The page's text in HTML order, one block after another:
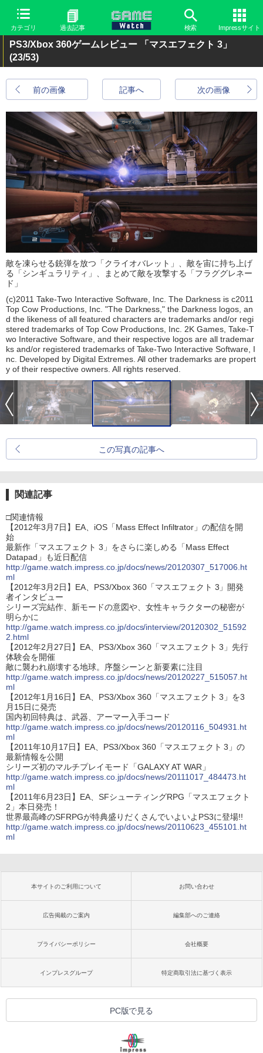
カテゴリ 過去記事 検索 Impressサイト
PS3/Xbox 360ゲームレビュー 「マスエフェクト 3」
(23/53)
前の画像 次の画像
記事へ
敵を凍らせる銃弾を放つ「クライオバレット」、敵を宙に持ち上げ
る「シンギュラリティ」、まとめて敵を攻撃する「フラググレネー
ド」
(c)2011 Take-Two Interactive Software, Inc. The Darkness is c2011
Top Cow Productions, Inc. "The Darkness," the Darkness logos, an
d the likeness of all featured characters are trademarks and/or regi
stered trademarks of Top Cow Productions, Inc. 2K Games, Take-T
wo Interactive Software, and their respective logos are all trademar
ks and/or registered trademarks of Take-Two Interactive Software, I
nc. Developed by Digital Extremes. All other trademarks are propert
y of their respective owners. All rights reserved.
この写真の記事へ
関連記事
□関連情報
【2012年3月7日】EA、iOS「Mass Effect Infiltrator」の配信を開
始
最新作「マスエフェクト 3」をさらに楽しめる「Mass Effect
Datapad」も近日配信
http://game.watch.impress.co.jp/docs/news/20120307_517006.ht
ml
【2012年3月2日】EA、PS3/Xbox 360「マスエフェクト 3」開発
者インタビュー
シリーズ完結作、新モードの意図や、女性キャラクターの秘密が
明らかに
http://game.watch.impress.co.jp/docs/interview/20120302_51592
2.html
【2012年2月27日】EA、PS3/Xbox 360「マスエフェクト 3」先行
体験会を開催
敵に襲われ崩壊する地球。序盤シーンと新要素に注目
http://game.watch.impress.co.jp/docs/news/20120227_515057.ht
ml
【2012年1月16日】EA、PS3/Xbox 360「マスエフェクト 3」を3
月15日に発売
国内初回特典は、武器、アーマー入手コード
http://game.watch.impress.co.jp/docs/news/20120116_504931.ht
ml
【2011年10月17日】EA、PS3/Xbox 360「マスエフェクト 3」の
最新情報を公開
シリーズ初のマルチプレイモード「GALAXY AT WAR」
http://game.watch.impress.co.jp/docs/news/20111017_484473.ht
ml
【2011年6月23日】EA、SFシューティングRPG「マスエフェクト
2」本日発売！
世界最高峰のSFRPGが特典盛りだくさんでいよいよPS3に登場!!
http://game.watch.impress.co.jp/docs/news/20110623_455101.ht
ml
本サイトのご利用について お問い合わせ
広告掲載のご案内 編集部へのご連絡
プライバシーポリシー 会社概要
インプレスグループ 特定商取引法に基づく表示
PC版で見る